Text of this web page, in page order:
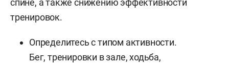
спине, а также снижению эффективности
тренировок.
Определитесь с типом активности.
Бег, тренировки в зале, ходьба,